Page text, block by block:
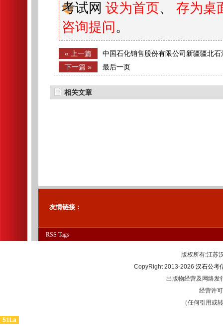
考试网 设为首页、 存为桌
咨询提问 。
« 上一篇 中国石化销售股份有限公司新疆疆北
人公告
下一篇 » 最后一页
相关文章
友情链接：
RSS Tags
版权所有:江
CopyRight 2013-2026 汉石公考
出版物经营及网络发
经营许
（任何引用或
51La